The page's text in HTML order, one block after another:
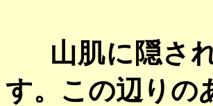
山肌に隠さ
す。この辺りの